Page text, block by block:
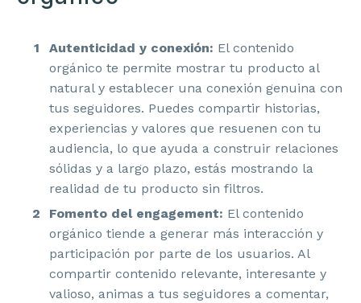
Autenticidad y conexión: El contenido
orgánico te permite mostrar tu producto al
natural y establecer una conexión genuina con
tus seguidores. Puedes compartir historias,
experiencias y valores que resuenen con tu
audiencia, lo que ayuda a construir relaciones
sólidas y a largo plazo, estás mostrando la
realidad de tu producto sin filtros.
Fomento del engagement: El contenido
orgánico tiende a generar más interacción y
participación por parte de los usuarios. Al
compartir contenido relevante, interesante y
valioso, animas a tus seguidores a comentar,